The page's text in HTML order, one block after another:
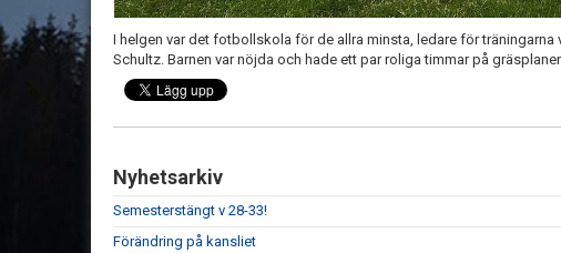
I helgen var det fotbollskola för de allra minsta, ledare för träningarna
Schultz. Barnen var nöjda och hade ett par roliga timmar på
Nyhetsarkiv
Semesterstängt v 28-33!
Förändring på kansliet